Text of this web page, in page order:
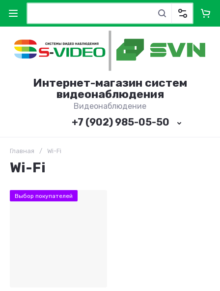
Интернет-магазин систем
видеонаблюдения
Видеонаблюдение
+7 (902) 985-05-50
Главная / Wi-Fi
Wi-Fi
Выбор покупателей